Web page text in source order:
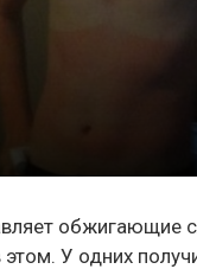
обжигающие
У одних